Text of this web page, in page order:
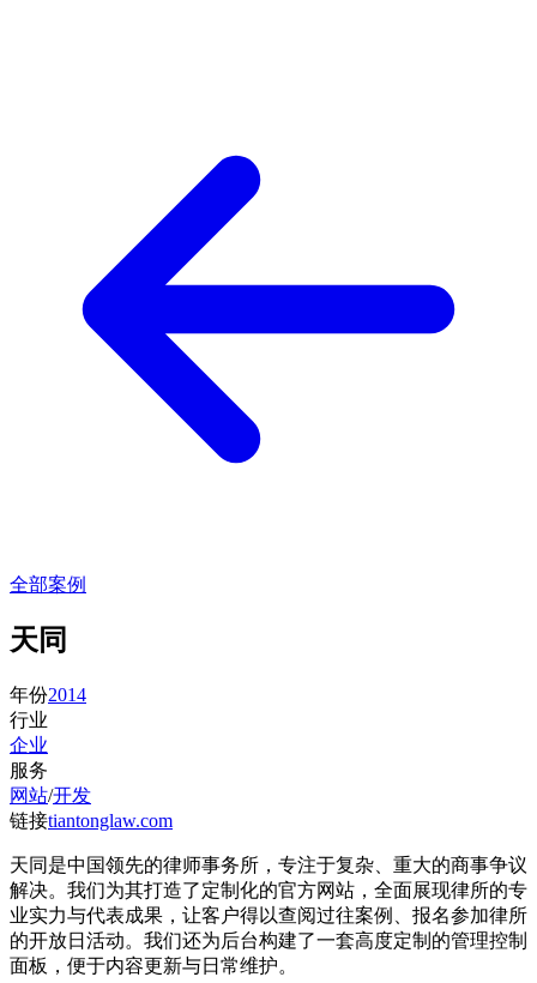
全部案例
天同
年份2014
行业
企业
服务
网站/开发
链接tiantonglaw.com
天同是中国领先的律师事务所，专注于复杂、重大的商事争议
解决。我们为其打造了定制化的官方网站，全面展现律所的专
业实力与代表成果，让客户得以查阅过往案例、报名参加律所
的开放日活动。我们还为后台构建了一套高度定制的管理控制
面板，便于内容更新与日常维护。